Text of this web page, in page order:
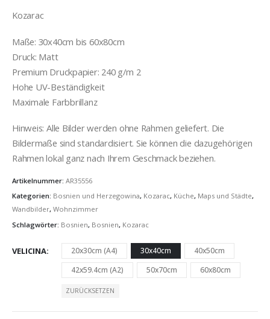
Kozarac
Maße: 30x40cm bis 60x80cm
Druck: Matt
Premium Druckpapier: 240 g/m 2
Hohe UV-Beständigkeit
Maximale Farbbrillanz
Hinweis: Alle Bilder werden ohne Rahmen geliefert. Die
Bildermaße sind standardisiert. Sie können die dazugehörigen
Rahmen lokal ganz nach Ihrem Geschmack beziehen.
Artikelnummer: AR35556
Kategorien: Bosnien und Herzegowina, Kozarac, Küche, Maps und Städte,
Wandbilder, Wohnzimmer
Schlagwörter: Bosnien, Bosnien, Kozarac
VELICINA 20x30cm (A4) 30x40cm
40x50cm
42x59.4cm (A2)
50x70cm 60x80cm
ZURÜCKSETZEN